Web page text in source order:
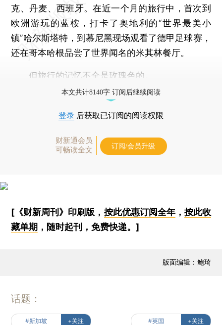
克、丹麦、西班牙。在近一个月的旅行中，首次到
欧洲游玩的蓝桉，打卡了奥地利的“世界最美小
镇”哈尔斯塔特，到慕尼黑现场观看了德甲足球赛，
还在哥本哈根品尝了世界闻名的米其林餐厅。
但旅行的记忆不全是玫瑰色的。
本文共计8140字 订阅后继续阅读
登录 后获取已订阅的阅读权限
财新通会员
可畅读全文
订阅/会员升级
[《财新周刊》印刷版， 按此优惠订阅全年， 按此收
藏单期 ，随时起刊，免费快递。]
版面编辑：鲍琦
话题：
#新加坡 +关注 #英国 +关注